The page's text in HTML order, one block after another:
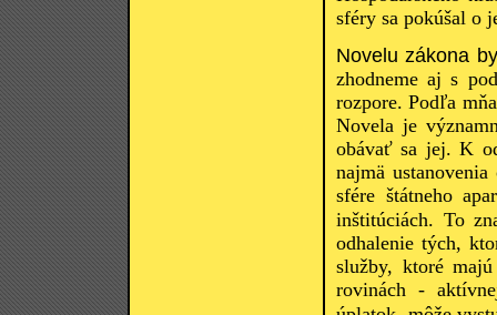
sféry sa pokúšal o
Novelu zákona
zhodneme aj s
rozpore. Podľa
Novela je
obávať sa jej. K
najmä
sfére štátneho
inštitúciách. To
odhalenie tých,
služby, ktoré
rovinách -